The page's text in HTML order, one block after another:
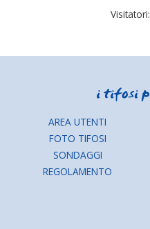
Visitatori:
AREA UTENTI
FOTO TIFOSI
SONDAGGI
REGOLAMENTO